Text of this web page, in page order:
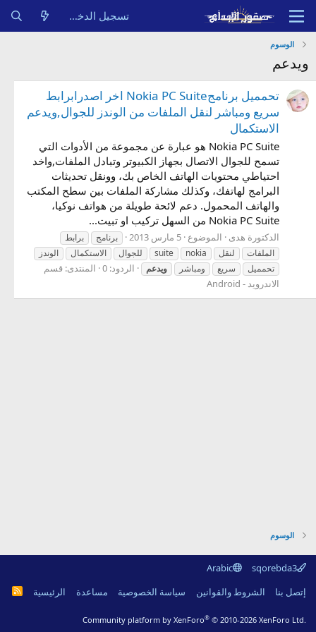
تسجيل الدخول
الوسوم
ويدعم
تحمميل برنامجNokia PC Suite اخر اصدرابرابط
سريع ومباشر لنقل الملفات من الوندز للجوال,ويدعم
الاستكمال
Nokia PC Suite هو عبارة عن مجموعة من الأدوات التي
تسمح للجوال الاتصال بجهاز الكبيوتر وتبادل الملفات,واخد
احتياطي محتويات الهاتف الخاص بك، وونقل تحديثات
البرامج لهاتفك، وكذلك مشاركة الملفات بين سطح المكتب
والهاتف المحمول. دعم لائحة طويلة من هواتف نوكيا،
Nokia PC Suite من السهل تركيب او تبيت...
الدكتورة هدى الموضوع 5 مارس 2013 برنامج
برابط
الملفات
لنقل nokia
suite للجوال الاستكمال
الوندز
تحمميل
سريع ومباشر ويدعم الردود: 0 المنتدى: قسم
الاندرويد - Android
الوسوم
sqorebda3
Arabic
إتصل بنا
الشروط والقوانين سياسة الخصوصية مساعدة الرئيسية
R
Community platform by XenForo® © 2010-2026 XenForo Ltd.